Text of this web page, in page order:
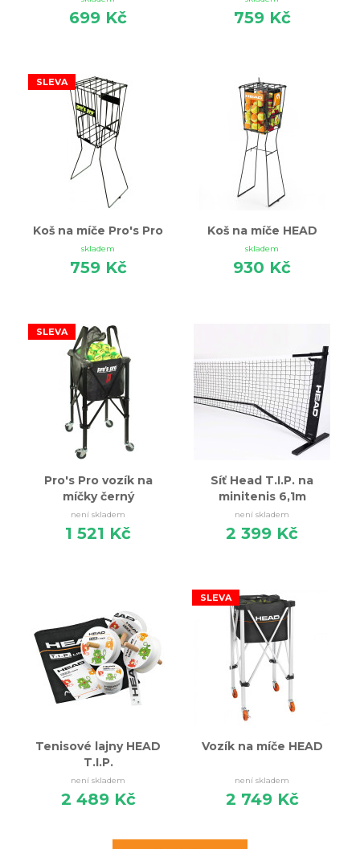
699 Kč 759 Kč
SLEVA
Koš na míče Pro's Pro
skladem
759 Kč
Koš na míče HEAD
skladem
930 Kč
SLEVA
Pro's Pro vozík na
míčky černý
není skladem
1 521 Kč
Síť Head T.I.P. na
minitenis 6,1m
není skladem
2 399 Kč
Tenisové lajny HEAD
T.I.P.
není skladem
2 489 Kč
SLEVA
Vozík na míče HEAD
není skladem
2 749 Kč